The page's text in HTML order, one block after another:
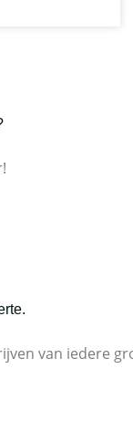
van iedere